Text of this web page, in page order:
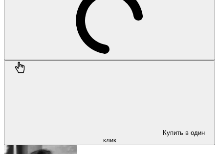
Купить в один
клик